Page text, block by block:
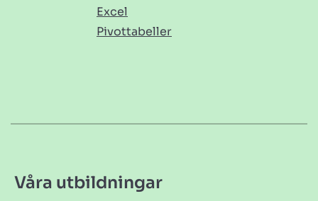
Excel
Pivottabeller
Våra utbildningar